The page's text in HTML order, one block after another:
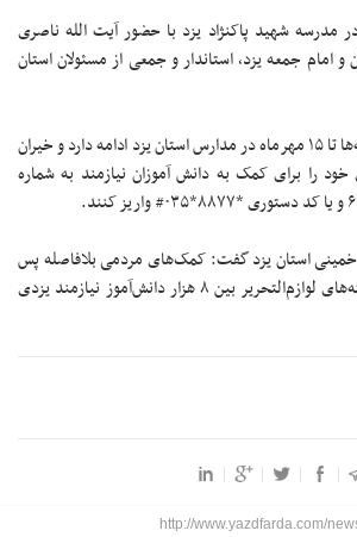
مدرسه شهید پاکنژاد یزد با حضور آیت الله ناصری
امام جمعه یزد، استاندار و جمعی از مسئولان استان
وی ادامه داد: جشن عاطفه‌ها تا ۱۵ مهرماه در مدارس استان یزد ادامه دارد و خیران
را برای کمک به دانش آموزان نیازمند به شماره
استان یزد گفت: کمک‌های مردمی بلافاصله پس
از جمع‌آوری در قالب بسته‌های لوازم‌التحریر بین ۸ هزار دانش‌آموز نیازمند یزدی
http://www.yazdfarda.com/